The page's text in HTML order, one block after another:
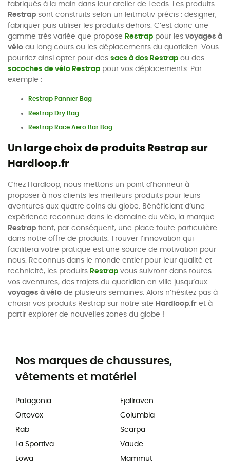
fabriqués à la main dans leur atelier de Leeds. Les produits
Restrap sont construits selon un leitmotiv précis : designer,
fabriquer puis utiliser les produits dehors. C’est donc une
gamme très variée que propose Restrap pour les voyages à
vélo au long cours ou les déplacements du quotidien. Vous
pourriez ainsi opter pour des sacs à dos Restrap ou des
sacoches de vélo Restrap pour vos déplacements. Par
exemple :
Restrap Pannier Bag
Restrap Dry Bag
Restrap Race Aero Bar Bag
Un large choix de produits Restrap sur
Hardloop.fr
Chez Hardloop, nous mettons un point d’honneur à
proposer à nos clients les meilleurs produits pour leurs
aventures aux quatre coins du globe. Bénéficiant d’une
expérience reconnue dans le domaine du vélo, la marque
Restrap tient, par conséquent, une place toute particulière
dans notre offre de produits. Trouver l’innovation qui
facilitera votre pratique est une source de motivation pour
nous. Reconnus dans le monde entier pour leur qualité et
technicité, les produits Restrap vous suivront dans toutes
vos aventures, des trajets du quotidien en ville jusqu’aux
voyages à vélo de plusieurs semaines. Alors n’hésitez pas à
choisir vos produits Restrap sur notre site Hardloop.fr et à
partir explorer de nouvelles zones du globe !
Nos marques de chaussures,
vêtements et matériel
Patagonia
Ortovox
Rab
La Sportiva
Lowa
Fjällräven
Columbia
Scarpa
Vaude
Mammut